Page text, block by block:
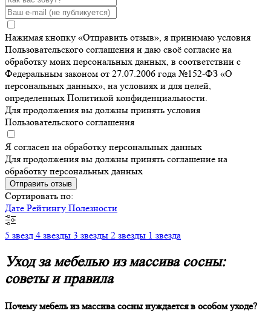
Нажимая кнопку «Отправить отзыв», я принимаю условия
Пользовательского соглашения и даю своё согласие на
обработку моих персональных данных, в соответствии с
Федеральным законом от 27.07.2006 года №152-ФЗ «О
персональных данных», на условиях и для целей,
определенных Политикой конфиденциальности.
Для продолжения вы должны принять условия
Пользовательского соглашения
Я согласен на обработку персональных данных
Для продолжения вы должны принять соглашение на
обработку персональных данных
Отправить отзыв
Сортировать по:
Дате Рейтингу Полезности
5 звезд 4 звезды 3 звезды 2 звезды 1 звезда
Уход за мебелью из массива сосны:
советы и правила
Почему мебель из массива сосны нуждается в особом уходе?